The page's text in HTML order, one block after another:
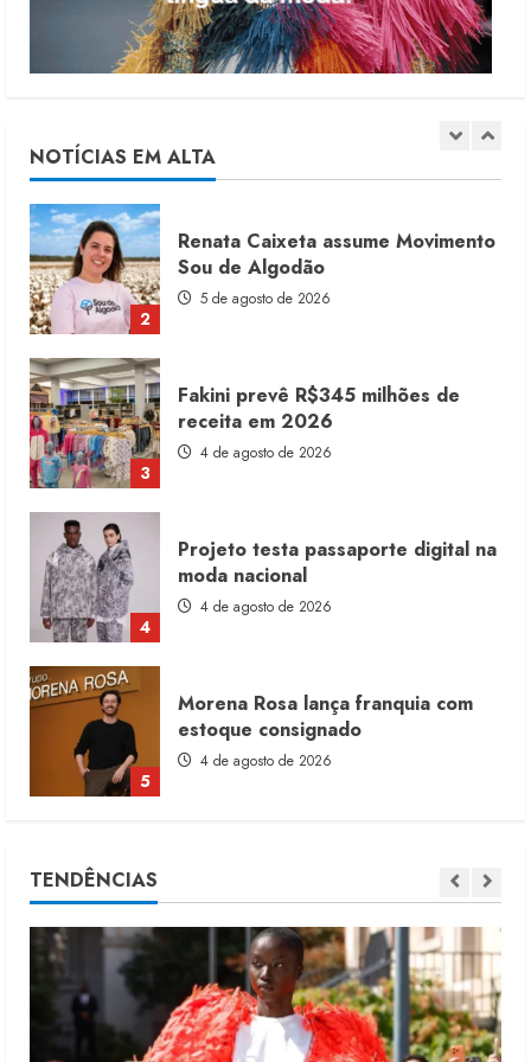
NOTÍCIAS EM ALTA
5
1
6 de agosto de 2026
2
Renata Caixeta assume Movimento
Sou de Algodão
5 de agosto de 2026
3
Fakini prevê R$345 milhões de
receita em 2026
4 de agosto de 2026
4
Projeto testa passaporte digital na
moda nacional
4 de agosto de 2026
5
Morena Rosa lança franquia com
estoque consignado
4 de agosto de 2026
1
Renata Caixeta assume Movimento
Sou de Algodão
TENDÊNCIAS